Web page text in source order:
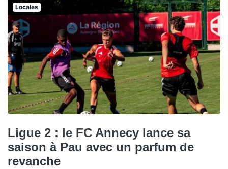
Locales
Ligue 2 : le FC Annecy lance sa
saison à Pau avec un parfum de
revanche